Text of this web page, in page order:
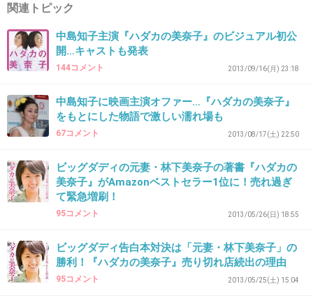
38. 匿名2013/10/16(水) 13:56:12
け❔
39. 匿名2013/10/16(水) 13:56:21
フルボッコにされて泣く美奈子
美奈子「再婚したくてしょうがない」発言
をシングルマザー20人から激しく非難され
関連トピック
中島知子主演『ハダカの美奈子』のビジュアル初公
開…キャストも発表
144コメント 2013/09/16(月) 23:18
中島知子に映画主演オファー…『ハダカの美奈子』
をもとにした物語で激しい濡れ場も
67コメント 2013/08/17(土) 22:50
ビッグダディの元妻・林下美奈子の著書『ハダカの
美奈子』がAmazonベストセラー1位に！売れ過ぎ
て緊急増刷！
95コメント 2013/05/26(日) 18:55
ビッグダディ告白本対決は「元妻・林下美奈子」の
勝利！『ハダカの美奈子』売り切れ店続出の理由
95コメント 2013/05/25(土) 15:04